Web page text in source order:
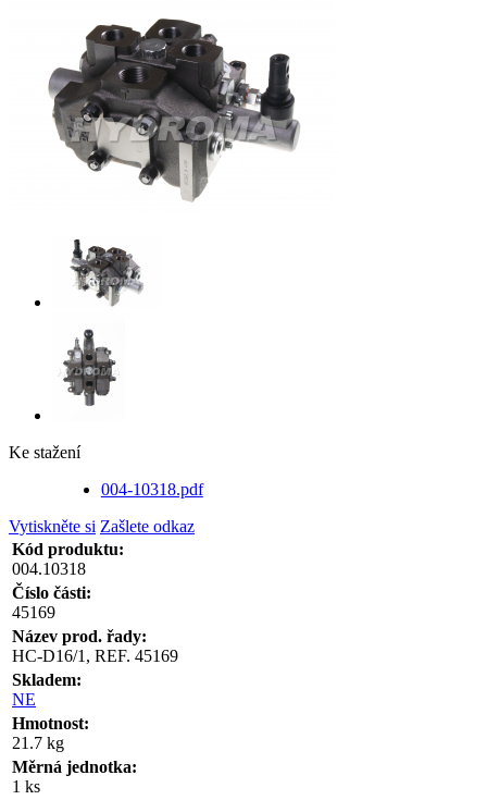
Ke stažení
004-10318.pdf
Vytiskněte si Zašlete odkaz
Kód produktu:
004.10318
Číslo části:
45169
Název prod. řady:
HC-D16/1, REF. 45169
Skladem:
NE
Hmotnost:
21.7 kg
Měrná jednotka:
1 ks